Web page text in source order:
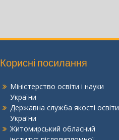
Корисні посилання
Міністерство освіти і науки
України
Державна служба якості освіти
України
Житомирський обласний